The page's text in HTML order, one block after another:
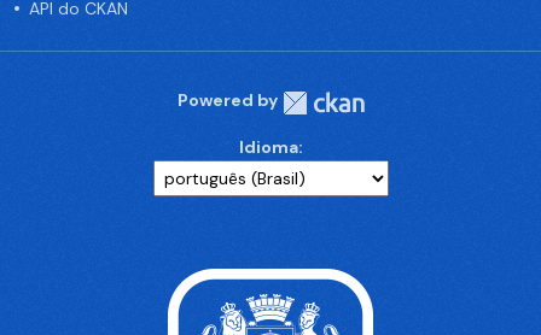
API do CKAN
Powered by
Idioma